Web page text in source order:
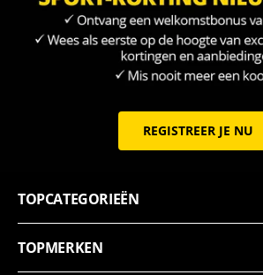
REGISTREER JE NU
TOPCATEGORIEËN
TOPMERKEN